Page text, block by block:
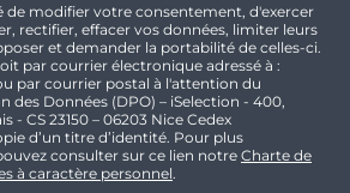
de modifier votre consentement, d'exercer
rectifier, effacer vos données, limiter leurs
et demander la portabilité de celles-ci.
par courrier électronique adressé à :
par courrier postal à l'attention du
des Données (DPO) – iSelection - 400,
- CS 23150 – 06203 Nice Cedex
d’un titre d’identité. Pour plus
consulter sur ce lien notre Charte de
à caractère personnel